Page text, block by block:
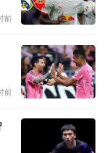
变了一下站位，
小将科达，这将
比赛状态出众，
纳等前TOP10名
途退赛而幸运晋
示自己会竭尽全
前
前